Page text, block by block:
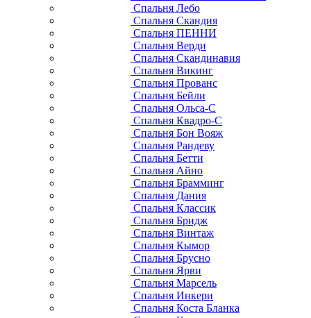
Спальня Лебо
Спальня Скандия
Спальня ПЕННИ
Спальня Верди
Спальня Скандинавия
Спальня Викинг
Спальня Прованс
Спальня Бейли
Спальня Ольса-С
Спальня Квадро-С
Спальня Бон Вояж
Спальня Рандеву
Спальня Бетти
Спальня Айно
Спальня Брамминг
Спальня Дания
Спальня Классик
Спальня Бридж
Спальня Винтаж
Спальня Кымор
Спальня Брусно
Спальня Ярви
Спальня Марсель
Спальня Инкери
Спальня Коста Бланка